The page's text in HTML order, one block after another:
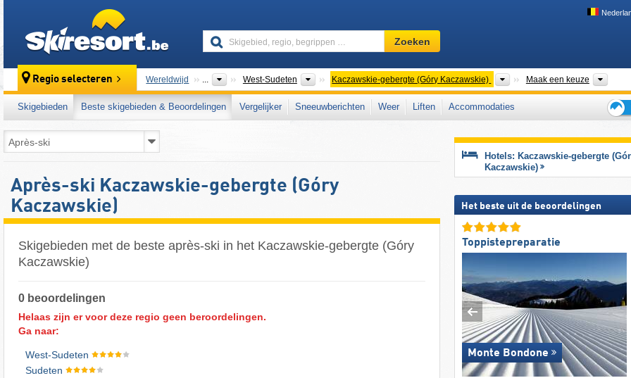
Skigebied,
regio,
…
Zoeken
Regio selecteren Wereldwijd ... West-Sudeten Overkoepelende Bergketens
Kaczawskie-gebergte (Góry Kaczawskie) Bergketens
Maak een keuze
Skigebieden Beste skigebieden & Beoordelingen Vergelijker Sneeuwberichten Weer Liften
Accommodaties
voor
de
Après-ski Kaczawskie-gebergte (Góry
Kaczawskie)
Skigebieden met de beste après-ski in het Kaczawskie-gebergte (Góry
Kaczawskie)
0 beoordelingen
Helaas zijn er voor deze regio geen beroordelingen.
Ga naar:
West-Sudeten
Sudeten
Hotels: Kaczawskie-gebergte
Kaczawskie)
Het beste uit de beoordelingen
Toppistepreparatie
Monte Bondone